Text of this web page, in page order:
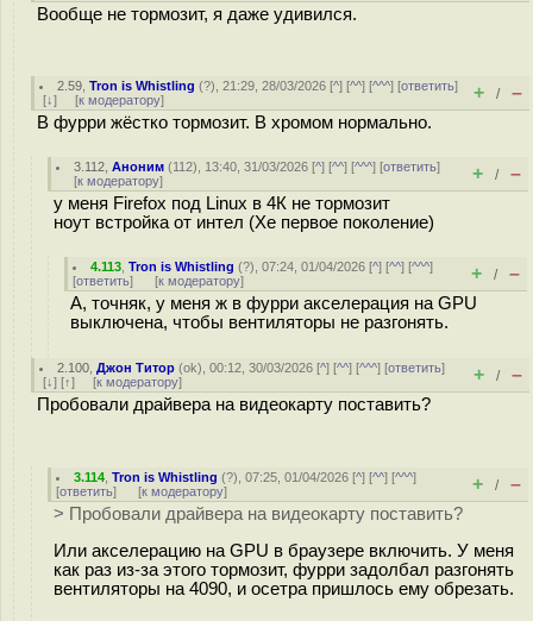
Вообще не тормозит, я даже удивился.
2.59 ,Tron is Whistling (?), 21:29, 28/03/2026 [^] [^^] [^^^] [ответить]
[↓] [к модератору] + / –
В фурри жёстко тормозит. В хромом нормально.
3.112 ,Аноним (112), 13:40, 31/03/2026 [^] [^^] [^^^] [ответить]
[к модератору] + / –
у меня Firefox под Linux в 4К не тормозит
ноут встройка от интел (Xe первое поколение)
4.113 ,Tron is Whistling (?), 07:24, 01/04/2026 [^] [^^] [^^^]
[ответить] [к модератору] + / –
А, точняк, у меня ж в фурри акселерация на GPU
выключена, чтобы вентиляторы не разгонять.
2.100 ,Джон Титор (ok), 00:12, 30/03/2026 [^] [^^] [^^^] [ответить]
[↓] [↑] [к модератору] + / –
Пробовали драйвера на видеокарту поставить?
3.114 ,Tron is Whistling (?), 07:25, 01/04/2026 [^] [^^] [^^^]
[ответить] [к модератору] + / –
> Пробовали драйвера на видеокарту поставить?
Или акселерацию на GPU в браузере включить. У меня
как раз из-за этого тормозит, фурри задолбал разгонять
вентиляторы на 4090, и осетра пришлось ему обрезать.